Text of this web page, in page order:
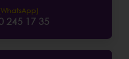
245 17 35